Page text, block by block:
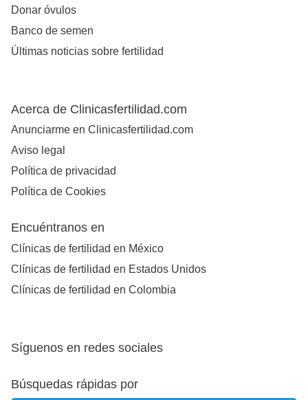
Donar óvulos
Banco de semen
Últimas noticias sobre fertilidad
Acerca de Clinicasfertilidad.com
Anunciarme en Clinicasfertilidad.com
Aviso legal
Política de privacidad
Política de Cookies
Encuéntranos en
Clínicas de fertilidad en México
Clínicas de fertilidad en Estados Unidos
Clínicas de fertilidad en Colombia
Síguenos en redes sociales
Búsquedas rápidas por